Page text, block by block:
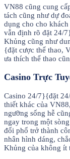
VN88 cũng cung
tách cũng như dự
dụng cho cho
vẫn định rõ đặt 24/
Khủng cũng như
{đặt cược thể thao,
ưa thích thể thao
Casino Trực
Casino 24/7}{đặt
thiết khác của
ngưỡng sống hễ
ngay trong một
đối phổ trở thành
nhân hình dáng,
Khủng của không ít